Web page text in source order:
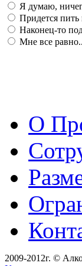
Я думаю,
Придется пить
Наконец-то
Мне все
О
2009-2012г. ©